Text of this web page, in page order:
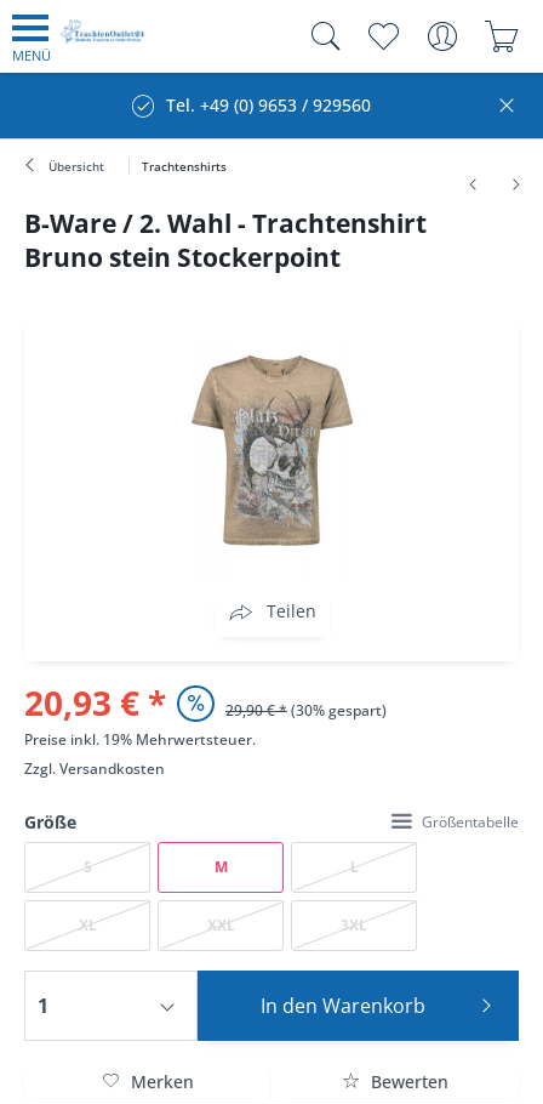
MENÜ
Tel. +49 (0) 9653 / 929560
Übersicht Trachtenshirts
B-Ware / 2. Wahl - Trachtenshirt
Bruno stein Stockerpoint
Teilen
20,93 € * 29,90 € *(30% gespart)
Preise inkl. 19% Mehrwertsteuer.
Zzgl.Versandkosten
Größe Größentabelle
S M L
XL XXL 3XL
In den Warenkorb
Merken Bewerten